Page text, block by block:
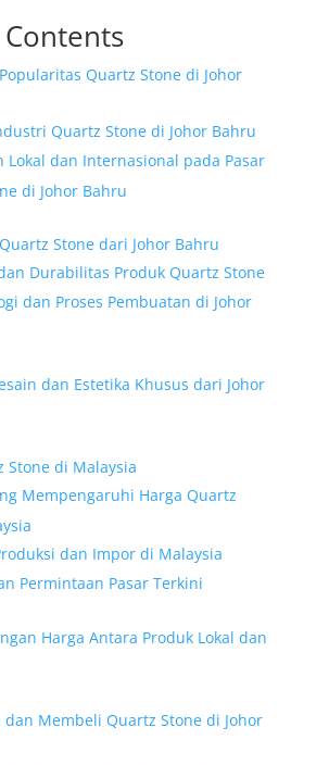
Quartz Stone di Johor
Quartz Stone di Johor Bahru
Lokal dan Internasional pada Pasar
di Johor Bahru
Stone dari Johor Bahru
Durabilitas Produk Quartz Stone
dan Proses Pembuatan di Johor
dan Estetika Khusus dari Johor
Stone di Malaysia
Mempengaruhi Harga Quartz
dan Impor di Malaysia
Permintaan Pasar Terkini
Harga Antara Produk Lokal dan
Membeli Quartz Stone di Johor